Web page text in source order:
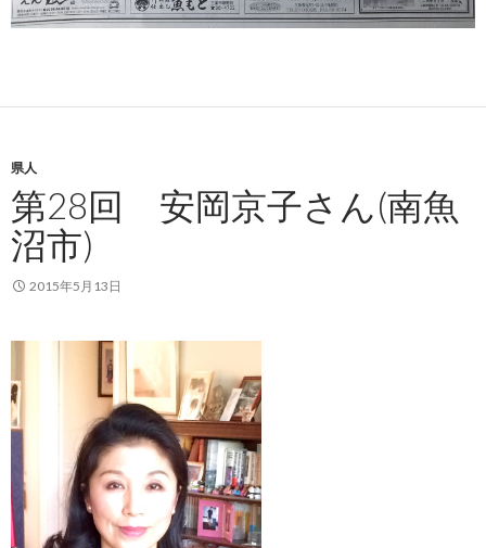
県人
第28回 安岡京子さん(南魚
沼市)
2015年5月13日